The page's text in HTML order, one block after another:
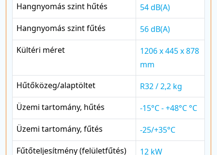
Hangnyomás szint hűtés
54 dB(A)
Hangnyomás szint fűtés
56 dB(A)
Kültéri méret
1206 x 445 x 878
mm
Hűtőközeg/alaptöltet
R32 / 2,2 kg
Üzemi tartomány, hűtés
-15°C - +48°C °C
Üzemi tartomány, fűtés
-25/+35°C
Fűtőteljesítmény (felületfűtés)
12 kW